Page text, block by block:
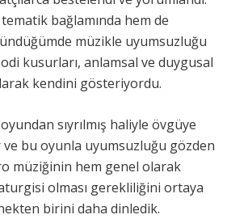
bağlamında hem de
müzikle uyumsuzluğu
kusurları, anlamsal ve duygusal
kendini gösteriyordu.
sıyrılmış haliyle övgüye
bu oyunla uyumsuzluğu gözden
müziğinin hem genel olarak
olması gerekliliğini ortaya
birini daha dinledik.